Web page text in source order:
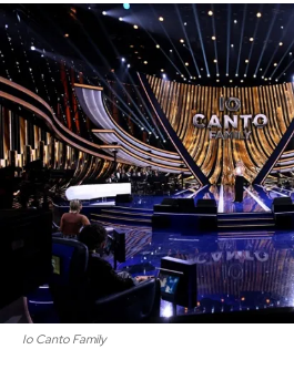
Io Canto Family